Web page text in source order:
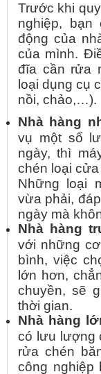
Trước khi
nghiệp,
động của
của mình.
đĩa cần rửa
loại dụng cụ
nồi, chảo,…).
Nhà hàng
vụ một số
ngày, thì
chén loại
Những loại
vừa phải,
ngày mà
Nhà hàng
với những
bình, việc
lớn hơn,
chuyền, sẽ
thời gian.
Nhà hàng
có lưu lượng
rửa chén
công nghiệp